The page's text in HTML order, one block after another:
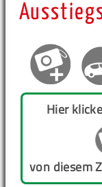
Hier
von diesem